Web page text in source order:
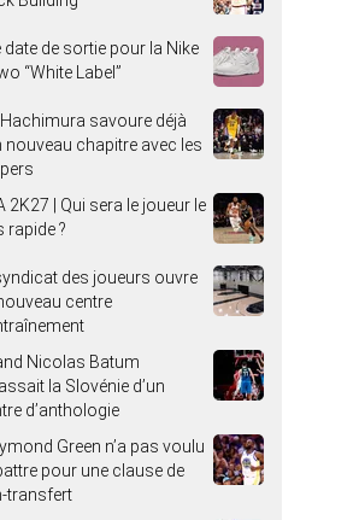
date de sortie pour la Nike
“White Label”
Hachimura savoure déjà
nouveau chapitre avec les
2K27 | Qui sera le joueur le
rapide ?
des joueurs ouvre
centre
Nicolas Batum
la Slovénie d’un
d’anthologie
Green n’a pas voulu
pour une clause de
transfert